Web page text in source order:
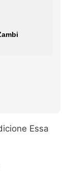
Essa